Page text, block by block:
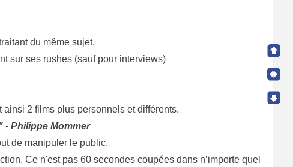
du même sujet.
sur ses rushes (sauf pour interviews)
2 films plus personnels et différents.
- Philippe Mommer
de manipuler le public.
Ce n'est pas 60 secondes coupées dans n’importe quel